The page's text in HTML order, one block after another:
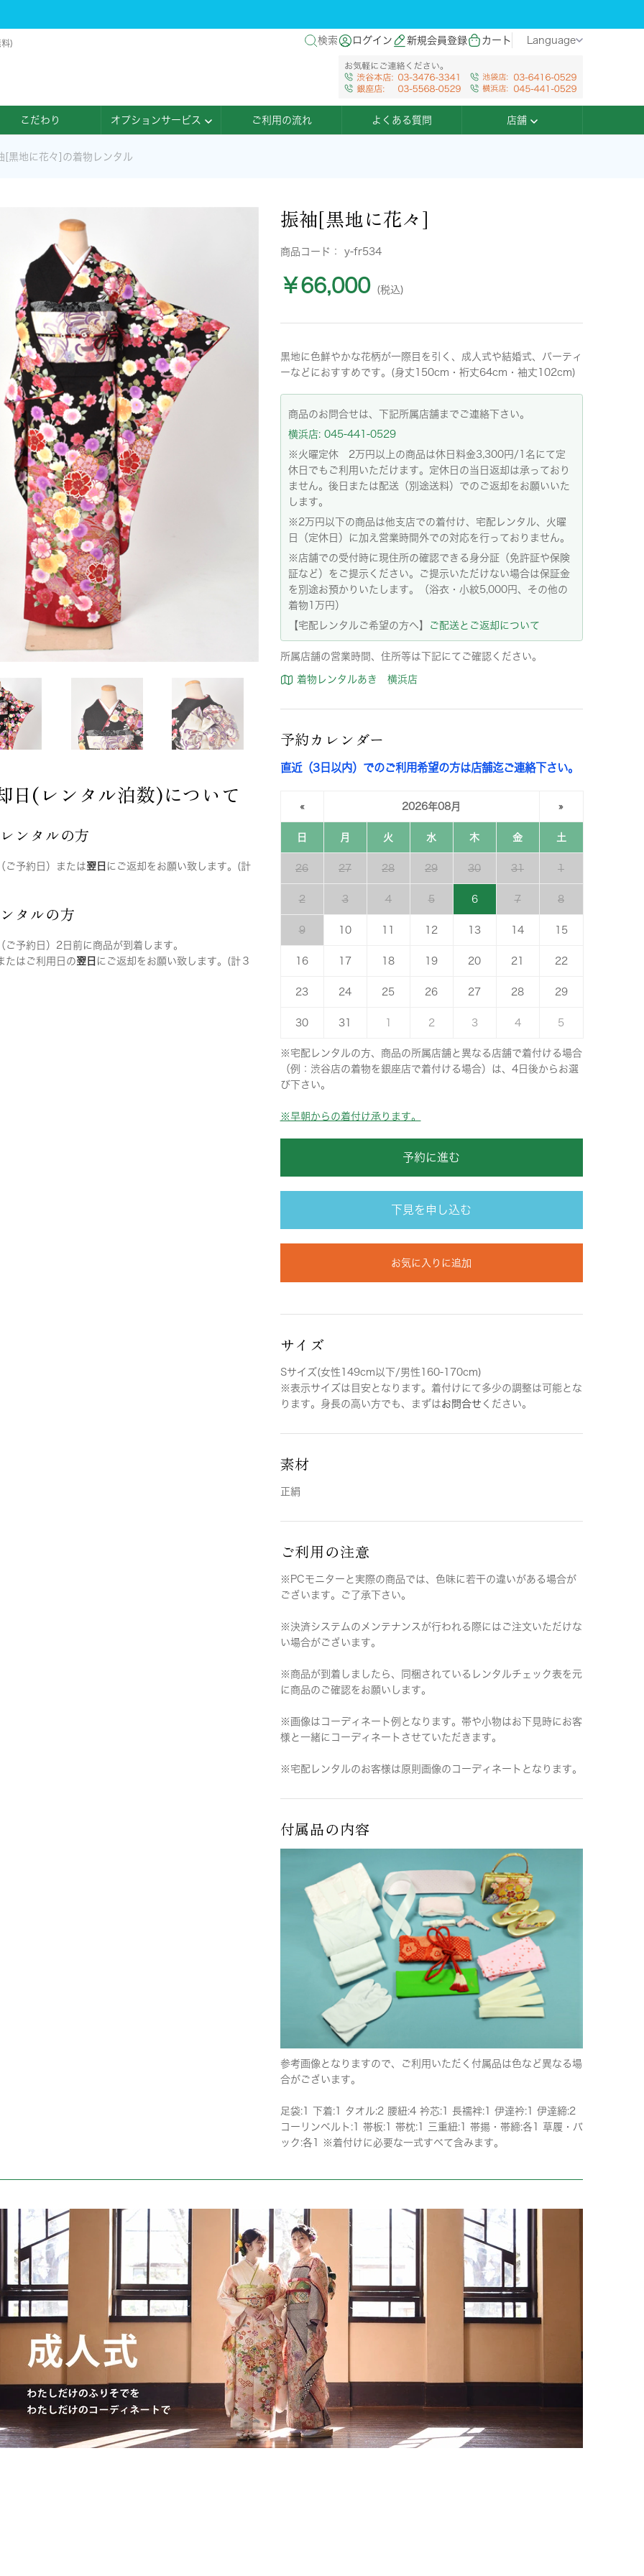
) 検索 ログイン 新規会員登録 カート Language
こだわり オプションサービス ご利用の流れ よくある質問 店舗
[黒地に花々]の着物レンタル
日(レンタル泊数)について
ンタルの方
ご予約日）または翌日 にご返却をお願い致します。(計
タルの方
ご予約日）2日前に商品が到着します。
たはご利用日の翌日 にご返却をお願い致します。(計３
振袖[黒地に花々]
商品コード： y-fr534
￥66,000 (税込)
黒地に色鮮やかな花柄が一際目を引く、成人式や結婚式、パーティ
ーなどにおすすめです。(身丈150cm・裄丈64cm・袖丈102cm)
商品のお問合せは、下記所属店舗までご連絡下さい。
横浜店: 045-441-0529
※火曜定休 2万円以上の商品は休日料金3,300円/1名にて定
休日でもご利用いただけます。定休日の当日返却は承っており
ません。後日または配送（別途送料）でのご返却をお願いいた
します。
※2万円以下の商品は他支店での着付け、宅配レンタル、火曜
日（定休日）に加え営業時間外での対応を行っておりません。
※店舗での受付時に現住所の確認できる身分証（免許証や保険
証など）をご提示ください。ご提示いただけない場合は保証金
を別途お預かりいたします。（浴衣・小紋5,000円、その他の
着物1万円）
【宅配レンタルご希望の方へ】
ご配送とご返却について
所属店舗の営業時間、住所等は下記にてご確認ください。
着物レンタルあき 横浜店
予約カレンダー
直近（3日以内）でのご利用希望の方は店舗迄ご連絡下さい。
« 2026年08月 »
日 月 火 水 木 金 土
26 27 28 29 30 31 1
2 3 4 5 6 7 8
9 10 12 13 14 15
16 17 18 19 20 21 22
23 24 25 26 27 28 29
30 31 2 3 4 5
※宅配レンタルの方、商品の所属店舗と異なる店舗で着付ける場合
（例：渋谷店の着物を銀座店で着付ける場合）は、4日後からお選
び下さい。
※早朝からの着付け承ります。
予約に進む
下見を申し込む
お気に入りに追加
サイズ
Sサイズ(女性149cm以下/男性160-170cm)
※表示サイズは目安となります。着付けにて多少の調整は可能とな
ります。身長の高い方でも、まずはお問合せ ください。
素材
正絹
ご利用の注意
※PCモニターと実際の商品では、色味に若干の違いがある場合が
ございます。ご了承下さい。
※決済システムのメンテナンスが行われる際にはご注文いただけな
い場合がございます。
※商品が到着しましたら、同梱されているレンタルチェック表を元
に商品のご確認をお願いします。
※画像はコーディネート例となります。帯や小物はお下見時にお客
様と一緒にコーディネートさせていただきます。
※宅配レンタルのお客様は原則画像のコーディネートとなります。
付属品の内容
参考画像となりますので、ご利用いただく付属品は色など異なる場
合がございます。
足袋:1 下着:1 タオル:2 腰紐:4 衿芯:1 長襦袢:1 伊達衿:1 伊達締:2
コーリンベルト:1 帯板:1 帯枕:1 三重紐:1 帯揚・帯締:各1 草履・バ
ック:各1 ※着付けに必要な一式すべて含みます。